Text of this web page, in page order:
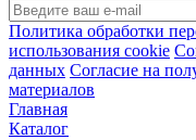
Политика обработки
использования cookie
данных Согласие на
материалов
Главная
Каталог